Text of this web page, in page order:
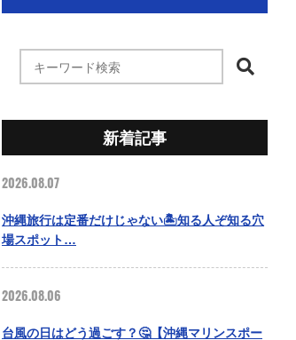
新着記事
2026.08.07
沖縄旅行は定番だけじゃない🏝️知る人ぞ知る穴
場スポット…
2026.08.06
台風の日はどう過ごす？🤔【沖縄マリンスポー